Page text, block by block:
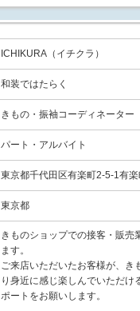
ICHIKURA（イチクラ）
和装ではたらく
きもの・振袖コーディネーター
パート・アルバイト
東京都千代田区有楽町2-5-1有
東京都
きものショップでの接客・販売
ます。
ご来店いただいたお客様が、き
り身近に感じ楽しんでいただけ
ポートをお願いします。